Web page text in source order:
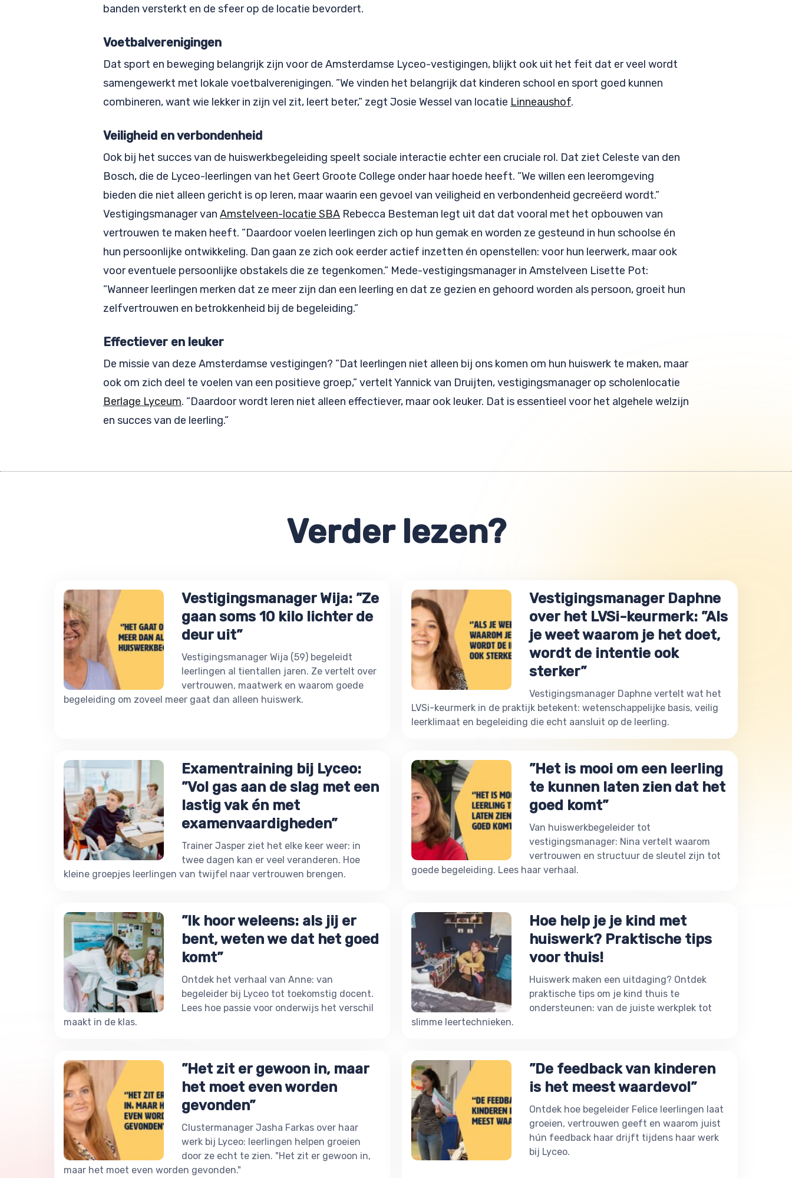
banden versterkt en de sfeer op de locatie bevordert.
Voetbalverenigingen
Dat sport en beweging belangrijk zijn voor de Amsterdamse Lyceo-vestigingen, blijkt ook uit het feit dat er veel wordt
samengewerkt met lokale voetbalverenigingen. ”We vinden het belangrijk dat kinderen school en sport goed kunnen
combineren, want wie lekker in zijn vel zit, leert beter,” zegt Josie Wessel van locatie Linneaushof.
Veiligheid en verbondenheid
Ook bij het succes van de huiswerkbegeleiding speelt sociale interactie echter een cruciale rol. Dat ziet Celeste van den
Bosch, die de Lyceo-leerlingen van het Geert Groote College onder haar hoede heeft. ”We willen een leeromgeving
bieden die niet alleen gericht is op leren, maar waarin een gevoel van veiligheid en verbondenheid gecreëerd wordt.”
Vestigingsmanager van Amstelveen-locatie SBA Rebecca Besteman legt uit dat dat vooral met het opbouwen van
vertrouwen te maken heeft. ”Daardoor voelen leerlingen zich op hun gemak en worden ze gesteund in hun schoolse én
hun persoonlijke ontwikkeling. Dan gaan ze zich ook eerder actief inzetten én openstellen: voor hun leerwerk, maar ook
voor eventuele persoonlijke obstakels die ze tegenkomen.” Mede-vestigingsmanager in Amstelveen Lisette Pot:
”Wanneer leerlingen merken dat ze meer zijn dan een leerling en dat ze gezien en gehoord worden als persoon, groeit hun
zelfvertrouwen en betrokkenheid bij de begeleiding.”
Effectiever en leuker
De missie van deze Amsterdamse vestigingen? ”Dat leerlingen niet alleen bij ons komen om hun huiswerk te maken, maar
ook om zich deel te voelen van een positieve groep,” vertelt Yannick van Druijten, vestigingsmanager op scholenlocatie
Berlage Lyceum. ”Daardoor wordt leren niet alleen effectiever, maar ook leuker. Dat is essentieel voor het algehele welzijn
en succes van de leerling.”
Verder lezen?
Vestigingsmanager Wija: ”Ze
gaan soms 10 kilo lichter de
deur uit”
Vestigingsmanager Wija (59) begeleidt
leerlingen al tientallen jaren. Ze vertelt over
vertrouwen, maatwerk en waarom goede
begeleiding om zoveel meer gaat dan alleen huiswerk.
Vestigingsmanager Daphne
over het LVSi-keurmerk: ”Als
je weet waarom je het doet,
wordt de intentie ook
sterker”
Vestigingsmanager Daphne vertelt wat het
LVSi-keurmerk in de praktijk betekent: wetenschappelijke basis, veilig
leerklimaat en begeleiding die echt aansluit op de leerling.
Examentraining bij Lyceo:
”Vol gas aan de slag met een
lastig vak én met
examenvaardigheden”
Trainer Jasper ziet het elke keer weer: in
twee dagen kan er veel veranderen. Hoe
kleine groepjes leerlingen van twijfel naar vertrouwen brengen.
”Het is mooi om een leerling
te kunnen laten zien dat het
goed komt”
Van huiswerkbegeleider tot
vestigingsmanager: Nina vertelt waarom
vertrouwen en structuur de sleutel zijn tot
goede begeleiding. Lees haar verhaal.
”Ik hoor weleens: als jij er
bent, weten we dat het goed
komt”
Ontdek het verhaal van Anne: van
begeleider bij Lyceo tot toekomstig docent.
Lees hoe passie voor onderwijs het verschil
maakt in de klas.
Hoe help je je kind met
huiswerk? Praktische tips
voor thuis!
Huiswerk maken een uitdaging? Ontdek
praktische tips om je kind thuis te
ondersteunen: van de juiste werkplek tot
slimme leertechnieken.
”Het zit er gewoon in, maar
het moet even worden
gevonden”
Clustermanager Jasha Farkas over haar
werk bij Lyceo: leerlingen helpen groeien
door ze echt te zien. "Het zit er gewoon in,
maar het moet even worden gevonden."
”De feedback van kinderen
is het meest waardevol”
Ontdek hoe begeleider Felice leerlingen laat
groeien, vertrouwen geeft en waarom juist
hún feedback haar drijft tijdens haar werk
bij Lyceo.